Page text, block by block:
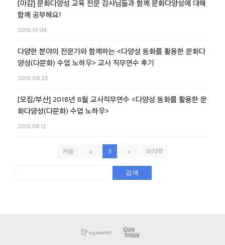
[마감] 문화다양성 교육 전문 강사님들과 함께 문화다양성에 대해
함께 공부해요!
2018.10.04
다양한 분야의 전문가와 함께하는 <다양성 동화를 활용한 문화다
양성(다문화) 수업 노하우> 교사 직무연수 후기
2018.08.23
[모집/부산] 2018년 8월 교사직무연수 <다양성 동화를 활용한 문
화다양성(다문화) 수업 노하우>
2018.06.12
처음 « 3 » 마지막
검색